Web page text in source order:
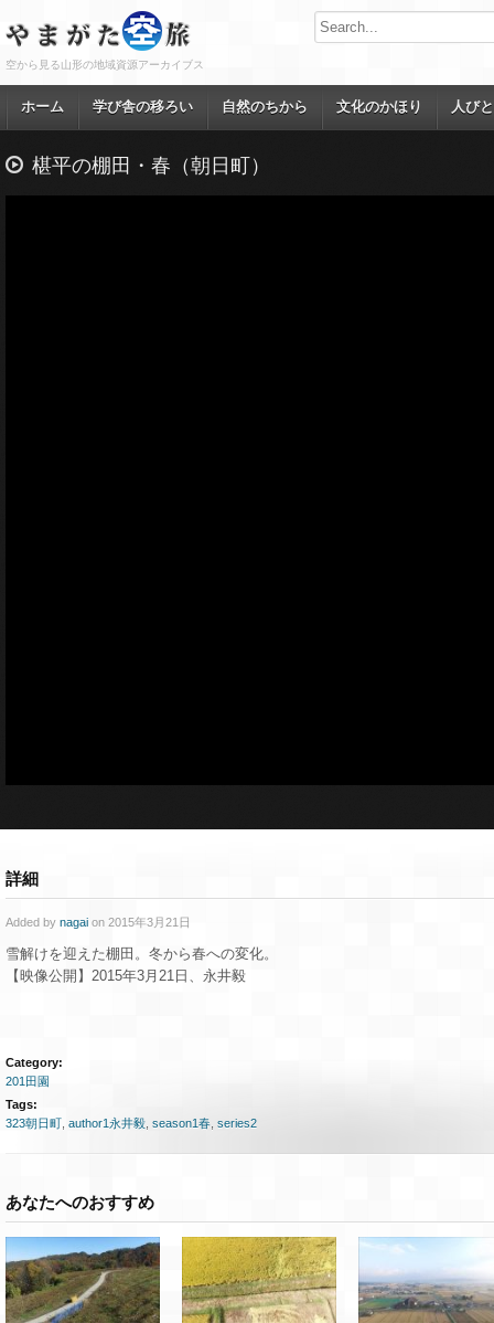
空から見る山形の地域資源アーカイブス
ホーム 学び舎の移ろい 自然のちから 文化のかほり 人び
椹平の棚田・春（朝日町）
詳細
Added by nagai on 2015年3月21日
雪解けを迎えた棚田。冬から春への変化。
【映像公開】2015年3月21日、永井毅
Category:
201田園
Tags:
323朝日町
author1永井毅 season1春 series2
あなたへのおすすめ